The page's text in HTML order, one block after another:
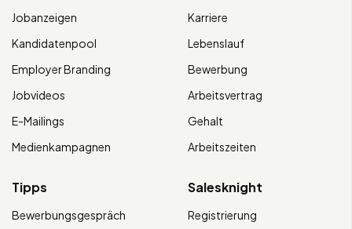
Jobanzeigen
Kandidatenpool
Employer Branding
Jobvideos
E-Mailings
Medienkampagnen
Karriere
Lebenslauf
Bewerbung
Arbeitsvertrag
Gehalt
Arbeitszeiten
Tipps
Bewerbungsgespräch
Salesknight
Registrierung